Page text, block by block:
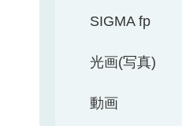
SIGMA fp
光画(写真)
動画